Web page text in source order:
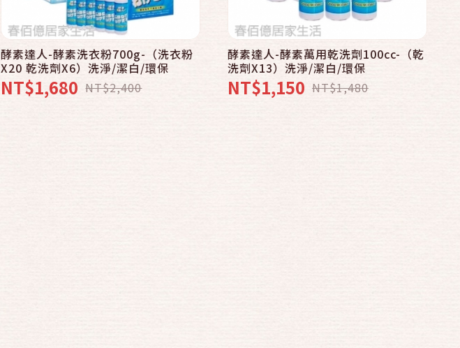
酵素達人-酵素洗衣粉700g-（洗衣粉
X20 乾洗劑X6）洗淨/潔白/環保
NT$1,680 NT$2,400
酵素達人-酵素萬用乾洗劑100cc-（乾
洗劑X13）洗淨/潔白/環保
NT$1,150 NT$1,480